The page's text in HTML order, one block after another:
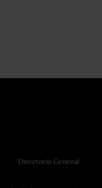
Directorio General